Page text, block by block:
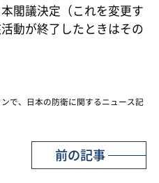
閣議決定（これを変更す
動が終了したときはその
で、日本の防衛に関するニュース記
前の記事